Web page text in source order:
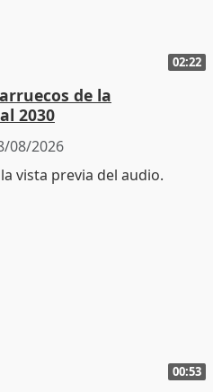
02:22
de la
2030
08/2026
00:53